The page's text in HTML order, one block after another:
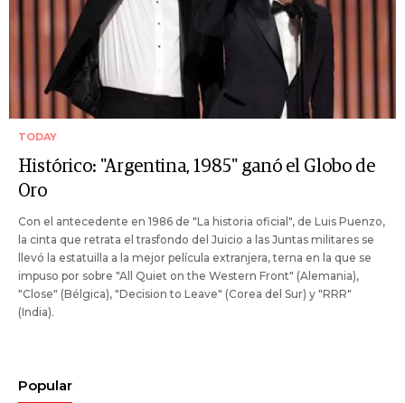
TODAY
Histórico: "Argentina, 1985" ganó el Globo de
Oro
Con el antecedente en 1986 de "La historia oficial", de Luis Puenzo,
la cinta que retrata el trasfondo del Juicio a las Juntas militares se
llevó la estatuilla a la mejor película extranjera, terna en la que se
impuso por sobre "All Quiet on the Western Front" (Alemania),
"Close" (Bélgica), "Decision to Leave" (Corea del Sur) y "RRR"
(India).
Popular